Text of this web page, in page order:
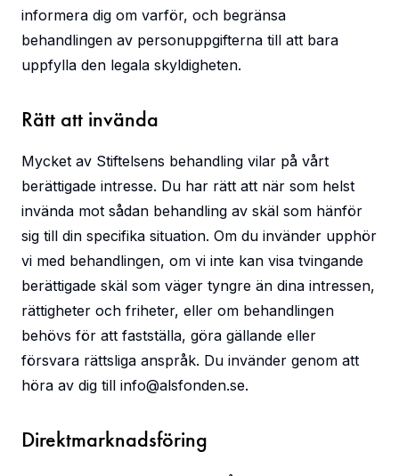
informera dig om varför, och begränsa
behandlingen av personuppgifterna till att bara
uppfylla den legala skyldigheten.
Rätt att invända
Mycket av Stiftelsens behandling vilar på vårt
berättigade intresse. Du har rätt att när som helst
invända mot sådan behandling av skäl som hänför
sig till din specifika situation. Om du invänder upphör
vi med behandlingen, om vi inte kan visa tvingande
berättigade skäl som väger tyngre än dina intressen,
rättigheter och friheter, eller om behandlingen
behövs för att fastställa, göra gällande eller
försvara rättsliga anspråk. Du invänder genom att
höra av dig till info@alsfonden.se.
Direktmarknadsföring